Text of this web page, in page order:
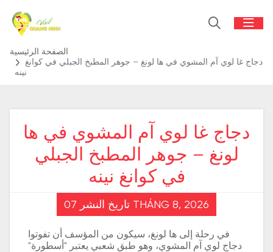
الصفحة الرئيسية
دجاج غا لوي آم المشوي في ها لونغ – جوهر المطبخ الجبلي في كوانغ
نينه
دجاج غا لوي آم المشوي في ها
لونغ – جوهر المطبخ الجبلي
في كوانغ نينه
تاريخ النشر 07 THÁNG 8, 2026
في رحلة إلى ها لونغ، سيكون من المؤسف أن تفوتوا
دجاج لوي آم المشوي، وهو طبق شعبي يعتبر "أسطورة"